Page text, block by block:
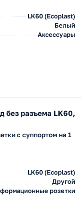
LK60 (Ecoplast)
Белый
Аксессуары
без разъема LK60,
с суппортом на 1
LK60 (Ecoplast)
Другой
розетки